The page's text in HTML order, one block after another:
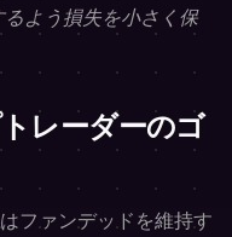
よう損失を小さく保
レーダーのゴ
ファンデッドを維持す